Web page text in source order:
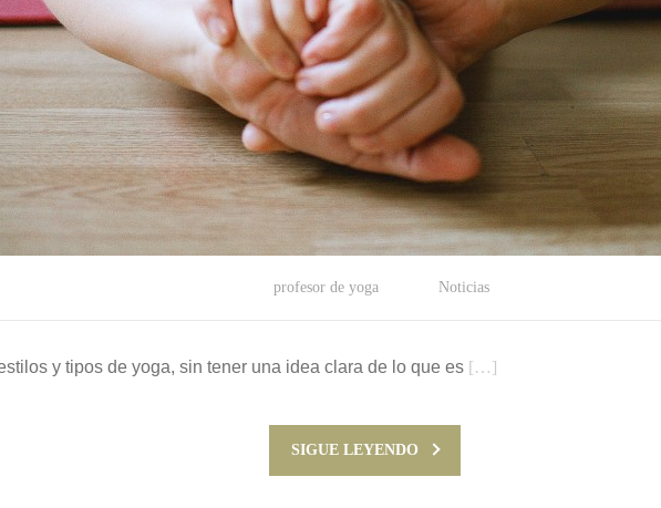
profesor de yoga Noticias
y tipos de yoga, sin tener una idea clara de lo que es […]
SIGUE LEYENDO